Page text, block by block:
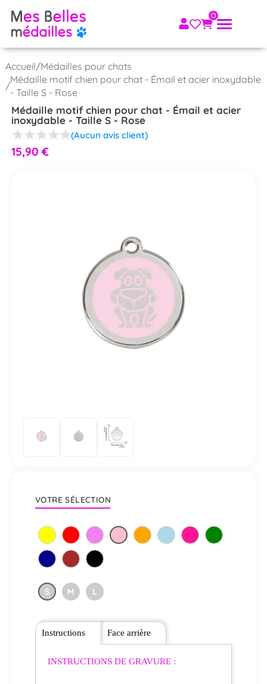
Accueil/Médailles pour chats
/
Médaille motif chien pour chat - Émail et acier inoxydable
- Taille S - Rose
Médaille motif chien pour chat - Émail et acier
inoxydable - Taille S - Rose
(Aucun avis client)
15,90 €
VOTRE SÉLECTION
S M L
Instructions
INSTRUCTIONS DE GRAVURE :
Face arrière